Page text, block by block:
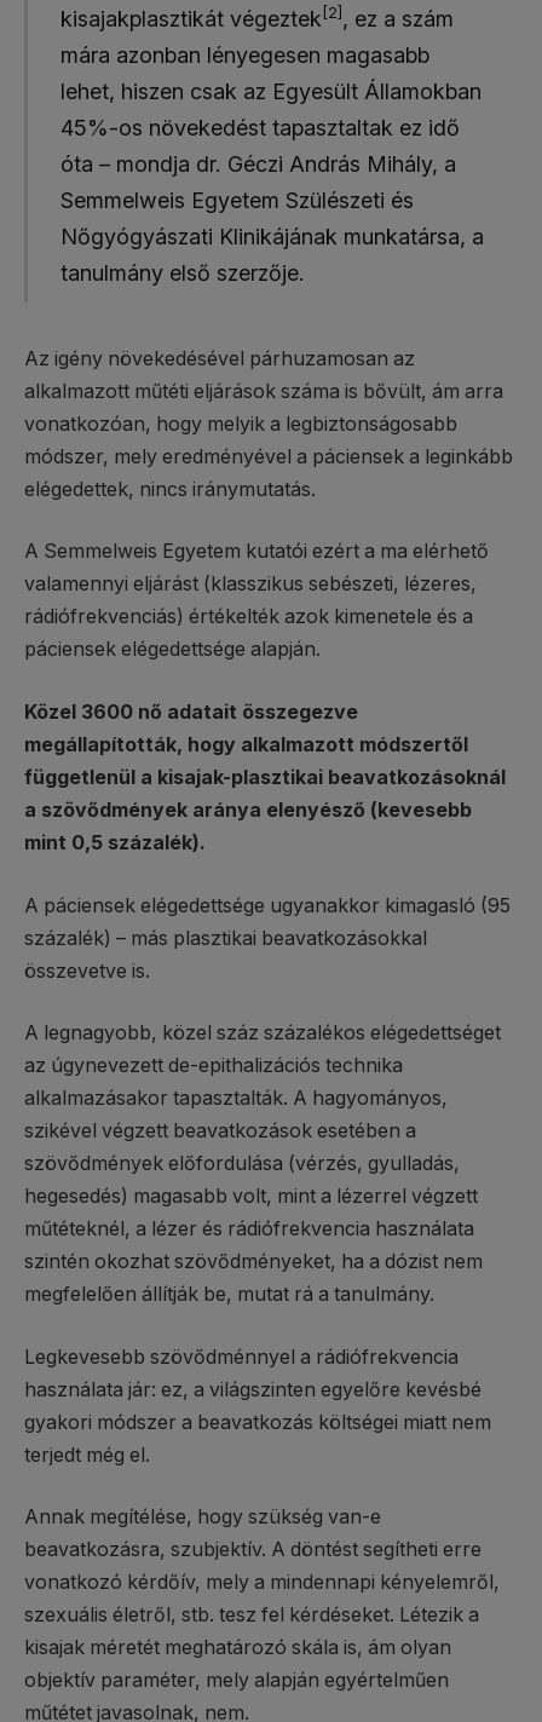
kisajakplasztikát végeztek [2] , ez a szám
mára azonban lényegesen magasabb
lehet, hiszen csak az Egyesült Államokban
45%-os növekedést tapasztaltak ez idő
óta – mondja dr. Géczi András Mihály, a
Semmelweis Egyetem Szülészeti és
Nőgyógyászati Klinikájának munkatársa, a
tanulmány első szerzője.
Az igény növekedésével párhuzamosan az
alkalmazott műtéti eljárások száma is bővült, ám arra
vonatkozóan, hogy melyik a legbiztonságosabb
módszer, mely eredményével a páciensek a leginkább
elégedettek, nincs iránymutatás.
A Semmelweis Egyetem kutatói ezért a ma elérhető
valamennyi eljárást (klasszikus sebészeti, lézeres,
rádiófrekvenciás) értékelték azok kimenetele és a
páciensek elégedettsége alapján.
Közel 3600 nő adatait összegezve
megállapították, hogy alkalmazott módszertől
függetlenül a kisajak-plasztikai beavatkozásoknál
a szövődmények aránya elenyésző (kevesebb
mint 0,5 százalék).
A páciensek elégedettsége ugyanakkor kimagasló (95
százalék) – más plasztikai beavatkozásokkal
összevetve is.
A legnagyobb, közel száz százalékos elégedettséget
az úgynevezett de-epithalizációs technika
alkalmazásakor tapasztalták. A hagyományos,
szikével végzett beavatkozások esetében a
szövődmények előfordulása (vérzés, gyulladás,
hegesedés) magasabb volt, mint a lézerrel végzett
műtéteknél, a lézer és rádiófrekvencia használata
szintén okozhat szövődményeket, ha a dózist nem
megfelelően állítják be, mutat rá a tanulmány.
Legkevesebb szövődménnyel a rádiófrekvencia
használata jár: ez, a világszinten egyelőre kevésbé
gyakori módszer a beavatkozás költségei miatt nem
terjedt még el.
Annak megítélése, hogy szükség van-e
beavatkozásra, szubjektív. A döntést segítheti erre
vonatkozó kérdőív, mely a mindennapi kényelemről,
szexuális életről, stb. tesz fel kérdéseket. Létezik a
kisajak méretét meghatározó skála is, ám olyan
objektív paraméter, mely alapján egyértelműen
műtétet javasolnak, nem.